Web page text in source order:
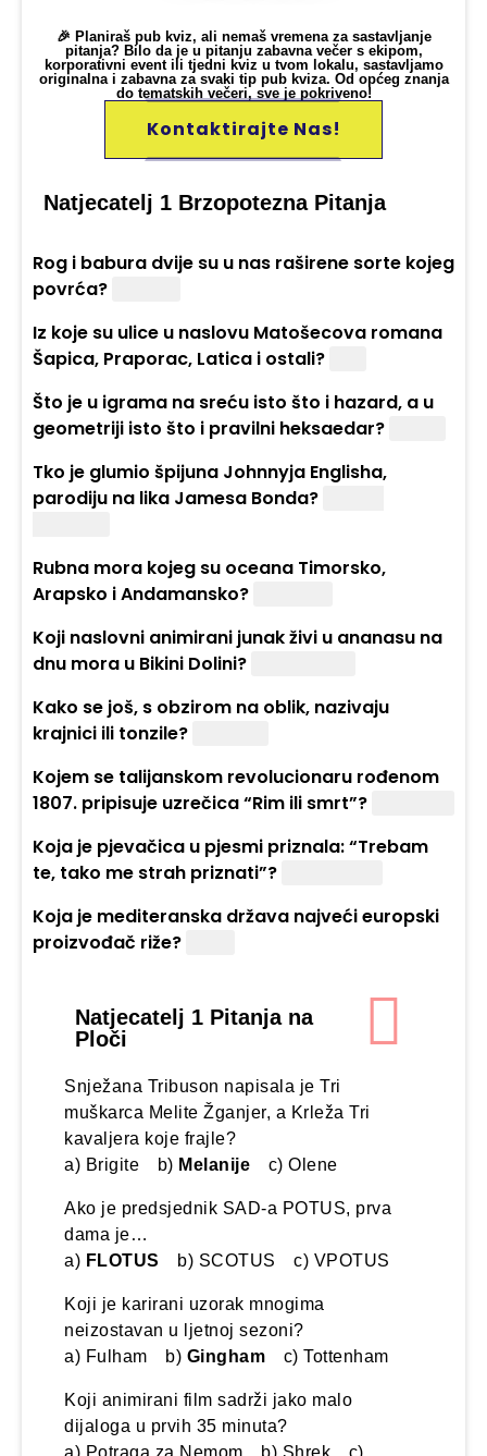
🎉 Planiraš pub kviz, ali nemaš vremena za sastavljanje
pitanja? Bilo da je u pitanju zabavna večer s ekipom,
korporativni event ili tjedni kviz u tvom lokalu, sastavljamo
originalna i zabavna za svaki tip pub kviza. Od općeg znanja
do tematskih večeri, sve je pokriveno!
Kontaktirajte Nas!
Natjecatelj 1 Brzopotezna Pitanja
Rog i babura dvije su u nas raširene sorte kojeg
povrća?
Iz koje su ulice u naslovu Matošecova romana
Šapica, Praporac, Latica i ostali?
Što je u igrama na sreću isto što i hazard, a u
geometriji isto što i pravilni heksaedar?
Tko je glumio špijuna Johnnyja Englisha,
parodiju na lika Jamesa Bonda?
Rubna mora kojeg su oceana Timorsko,
Arapsko i Andamansko?
Koji naslovni animirani junak živi u ananasu na
dnu mora u Bikini Dolini?
Kako se još, s obzirom na oblik, nazivaju
krajnici ili tonzile?
Kojem se talijanskom revolucionaru rođenom
1807. pripisuje uzrečica “Rim ili smrt”?
Koja je pjevačica u pjesmi priznala: “Trebam
te, tako me strah priznati”?
Koja je mediteranska država najveći europski
proizvođač riže?
Natjecatelj 1 Pitanja na
Ploči
Snježana Tribuson napisala je Tri
muškarca Melite Žganjer, a Krleža Tri
kavaljera koje frajle?
a) Brigite b) Melanije c) Olene
Ako je predsjednik SAD-a POTUS, prva
dama je…
a) FLOTUS b) SCOTUS c) VPOTUS
Koji je karirani uzorak mnogima
neizostavan u ljetnoj sezoni?
a) Fulham b) Gingham c) Tottenham
Koji animirani film sadrži jako malo
dijaloga u prvih 35 minuta?
a) Potraga za Nemom b) Shrek c)